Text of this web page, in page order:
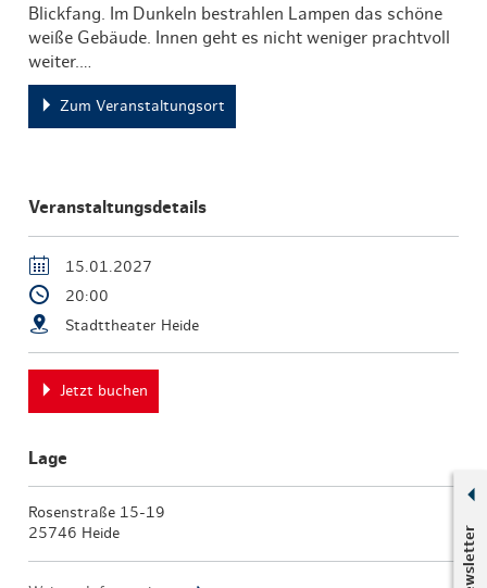
Newsletter
Blickfang. Im Dunkeln bestrahlen Lampen das schöne
weiße Gebäude. Innen geht es nicht weniger prachtvoll
weiter.…
Zum Veranstaltungsort
Veranstaltungsdetails
15.01.2027
20:00
Stadttheater Heide
Jetzt buchen
Lage
Rosenstraße 15-19
25746 Heide